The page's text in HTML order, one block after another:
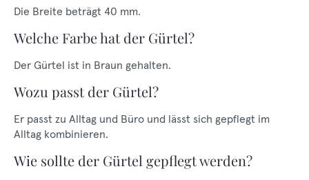
Die Breite beträgt 40 mm.
Welche Farbe hat der Gürtel?
Der Gürtel ist in Braun gehalten.
Wozu passt der Gürtel?
Er passt zu Alltag und Büro und lässt sich gepflegt im
Alltag kombinieren.
Wie sollte der Gürtel gepflegt werden?